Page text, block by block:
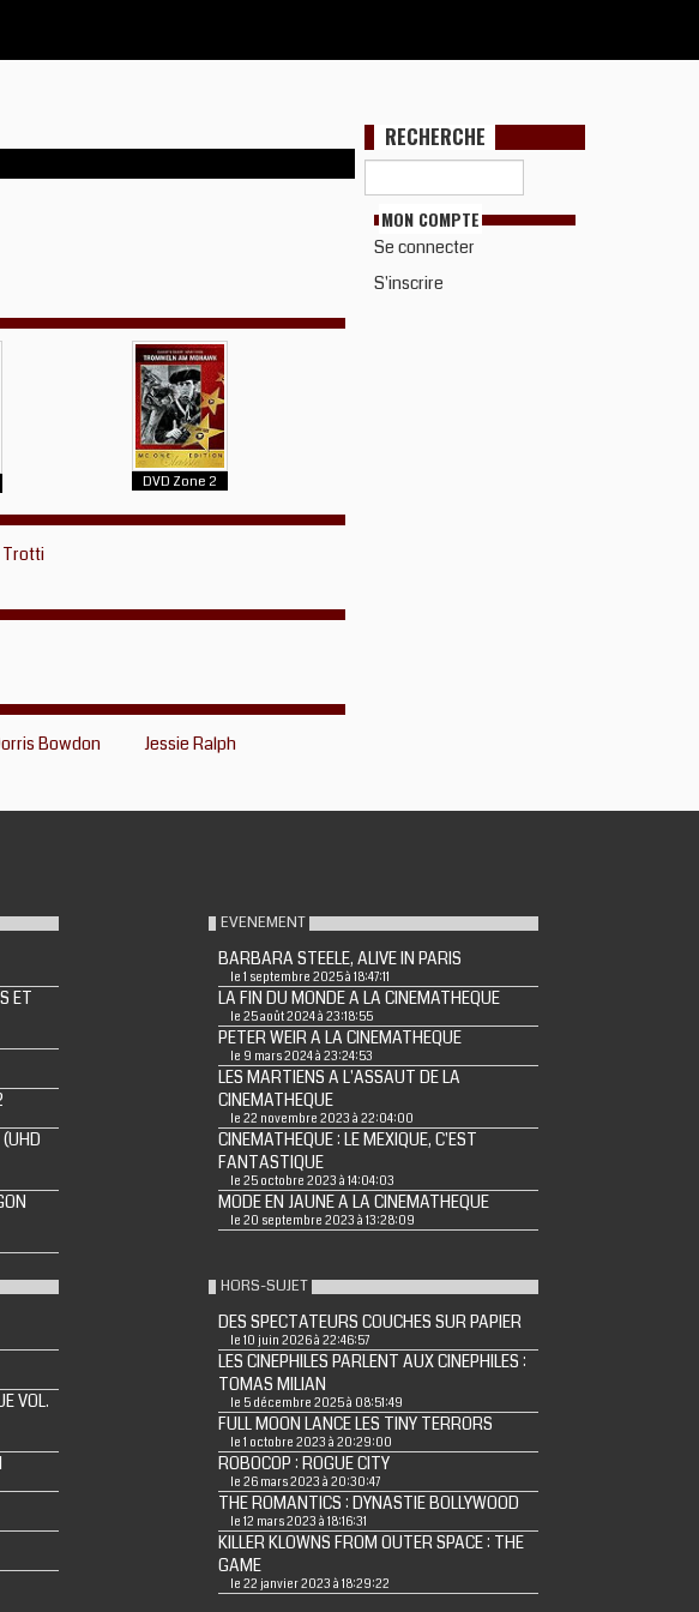
DVD Zone 2
Trotti
Bowdon
Jessie Ralph
RECHERCHE
MON COMPTE
Se connecter
S'inscrire
ET
EVENEMENT
BARBARA STEELE, ALIVE IN PARIS
le 1 septembre 2025 à 18:47:11
LA FIN DU MONDE A LA CINEMATHEQUE
le 25 août 2024 à 23:18:55
PETER WEIR A LA CINEMATHEQUE
le 9 mars 2024 à 23:24:53
LES MARTIENS A L'ASSAUT DE LA
CINEMATHEQUE
le 22 novembre 2023 à 22:04:00
CINEMATHEQUE : LE MEXIQUE, C'EST
FANTASTIQUE
le 25 octobre 2023 à 14:04:03
MODE EN JAUNE A LA CINEMATHEQUE
le 20 septembre 2023 à 13:28:09
VOL.
HORS-SUJET
DES SPECTATEURS COUCHES SUR PAPIER
le 10 juin 2026 à 22:46:57
LES CINEPHILES PARLENT AUX CINEPHILES :
TOMAS MILIAN
le 5 décembre 2025 à 08:51:49
FULL MOON LANCE LES TINY TERRORS
le 1 octobre 2023 à 20:29:00
ROBOCOP : ROGUE CITY
le 26 mars 2023 à 20:30:47
THE ROMANTICS : DYNASTIE BOLLYWOOD
le 12 mars 2023 à 18:16:31
KILLER KLOWNS FROM OUTER SPACE : THE
GAME
le 22 janvier 2023 à 18:29:22